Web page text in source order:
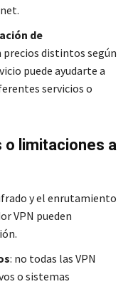
de
precios distintos según
puede ayudarte a
servicios o
limitaciones a
y el enrutamiento
VPN pueden
: no todas las VPN
o sistemas